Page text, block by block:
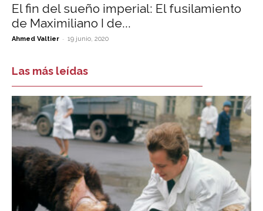
El fin del sueño imperial: El fusilamiento
de Maximiliano I de...
Ahmed Valtier - 19 junio, 2020
Las más leídas